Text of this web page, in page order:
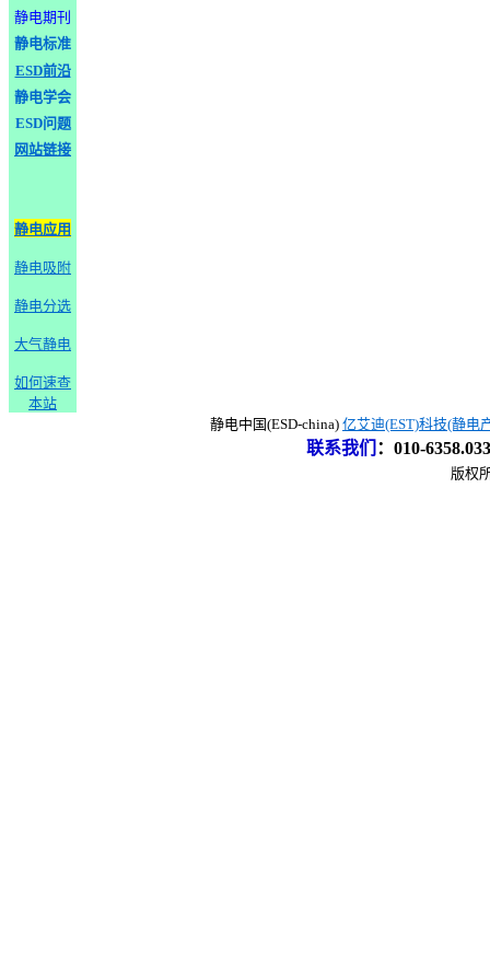
静电期刊
静电标准
ESD前沿
静电学会
ESD问题
网站链接
静电应用
静电吸附
静电分选
大气静电
如何速查
本站
静电中国(ESD-china) 亿艾迪(EST)科技(静电
联系我们 ： 010-
版权